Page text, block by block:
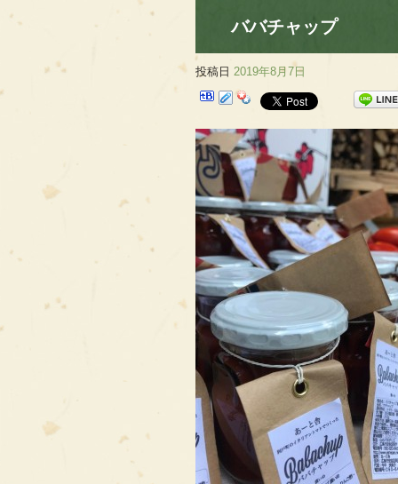
ババチャップ
投稿日 2019年8月7日